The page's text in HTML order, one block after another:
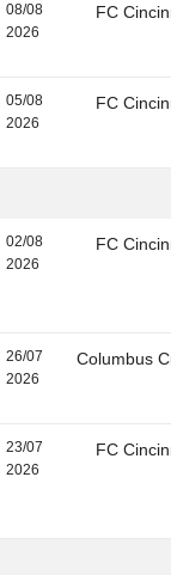
08/08
2026
FC
05/08
2026
FC
02/08
2026
FC
26/07
2026
Columbus
23/07
2026
FC